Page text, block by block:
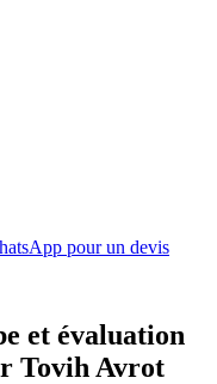
pour un devis
et évaluation
Tovih Avrot